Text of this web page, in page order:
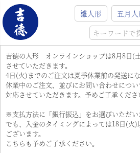
雛人形 五月人
吉徳の人形 オンラインショップは8月8日(
させていただきます。
4日(火)までのご注文は夏季休業前の発送にな
休業中のご注文、並びにお問い合わせにつ
対応させていただきます。予めご了承くださ
※支払方法に「銀行振込」をお選びいただ
でも、入金のタイミングによっては18日(火
ございます。
こちらも予めご了承ください。
在庫なし商品
在庫なし商品を表示
商品番号/JANコード
並び順
新着順
価格が安い順
価格が高い順
優先度順
レビュー順